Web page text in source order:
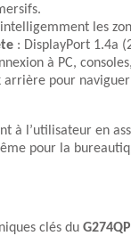
les
: DisplayPort 1.4a
à PC,
arrière pour
à l’utilisateur en
pour la
clés du